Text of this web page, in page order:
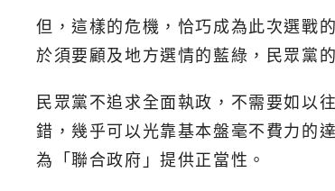
但，這樣的危機，恰巧成為此次選戰
於須要顧及地方選情的藍綠，民眾黨
民眾黨不追求全面執政，不需要如以
錯，幾乎可以光靠基本盤毫不費力的
為「聯合政府」提供正當性。